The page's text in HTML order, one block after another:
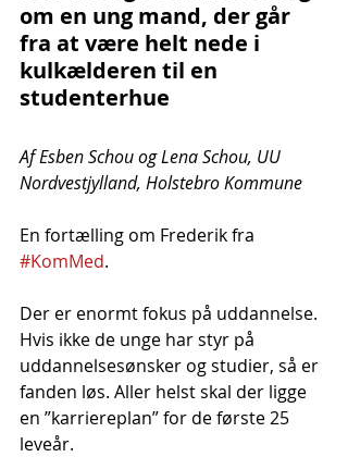
om en ung mand, der går
fra at være helt nede i
kulkælderen til en
studenterhue
Af Esben Schou og Lena Schou, UU
Nordvestjylland, Holstebro Kommune
En fortælling om Frederik fra
#KomMed.
Der er enormt fokus på uddannelse.
Hvis ikke de unge har styr på
uddannelsesønsker og studier, så er
fanden løs. Aller helst skal der ligge
en ”karriereplan” for de første 25
leveår.